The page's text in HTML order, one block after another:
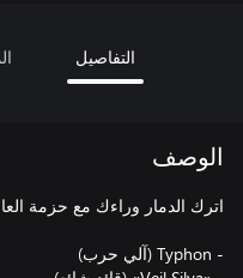
التفاصيل
الوصف